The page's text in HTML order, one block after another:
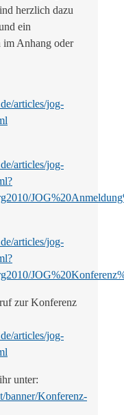
herzlich dazu
ein
im Anhang oder
articles/jog-
articles/jog-
articles/jog-
zur Konferenz
articles/jog-
unter:
banner/Konferenz-